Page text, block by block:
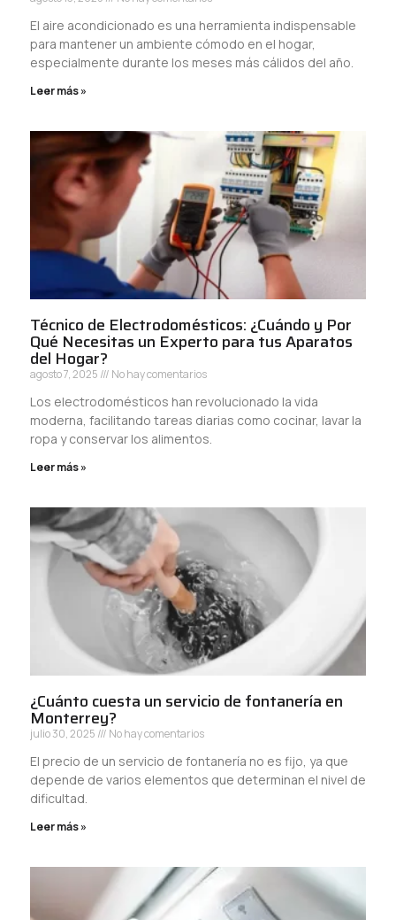
El aire acondicionado es una herramienta indispensable
para mantener un ambiente cómodo en el hogar,
especialmente durante los meses más cálidos del año.
Leer más »
Técnico de Electrodomésticos: ¿Cuándo y Por
Qué Necesitas un Experto para tus Aparatos
del Hogar?
agosto 7, 2025 No hay comentarios
Los electrodomésticos han revolucionado la vida
moderna, facilitando tareas diarias como cocinar, lavar la
ropa y conservar los alimentos.
Leer más »
¿Cuánto cuesta un servicio de fontanería en
Monterrey?
julio 30, 2025 No hay comentarios
El precio de un servicio de fontanería no es fijo, ya que
depende de varios elementos que determinan el nivel de
dificultad.
Leer más »